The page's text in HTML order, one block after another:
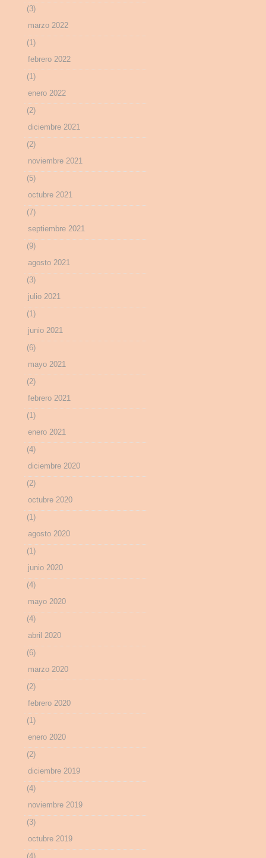
(3)
marzo 2022
(1)
febrero 2022
(1)
enero 2022
(2)
diciembre 2021
(2)
noviembre 2021
(5)
octubre 2021
(7)
septiembre 2021
(9)
agosto 2021
(3)
julio 2021
(1)
junio 2021
(6)
mayo 2021
(2)
febrero 2021
(1)
enero 2021
(4)
diciembre 2020
(2)
octubre 2020
(1)
agosto 2020
(1)
junio 2020
(4)
mayo 2020
(4)
abril 2020
(6)
marzo 2020
(2)
febrero 2020
(1)
enero 2020
(2)
diciembre 2019
(4)
noviembre 2019
(3)
octubre 2019
(4)